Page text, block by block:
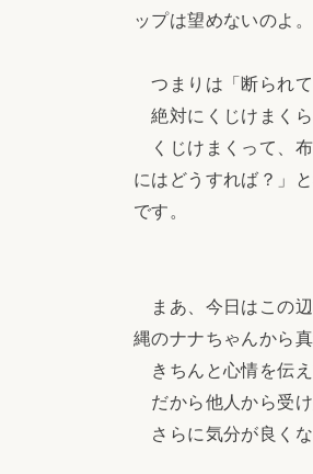
ップは望めないのよ。
つまりは「断られて
絶対にくじけまくら
くじけまくって、
にはどうすれば？」
です。
まあ、今日はこの
縄のナナちゃんから
きちんと心情を伝
だから他人から受け
さらに気分が良くな